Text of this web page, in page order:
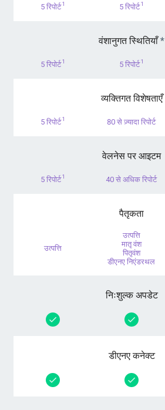
5 रिपोर्ट 1 5 रिपोर्ट 1
वंशानुगत स्थितियाँ*
5 रिपोर्ट 1 5 रिपोर्ट 1
व्यक्तिगत विशेषताएँ
5 रिपोर्ट 1 80 से ज़्यादा रिपोर्ट
वेलनेस पर आइटम
5 रिपोर्ट 1 40 से अधिक रिपोर्ट
पैतृकता
उत्पत्ति
उत्पत्ति
मातृ वंश
पितृवंश
डीएनए निएंडरथल
निःशुल्क अपडेट
डीएनए कनेक्ट